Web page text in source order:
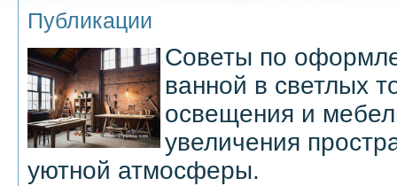
Публикации
Советы по
ванной в светлых
освещения и
увеличения
уютной атмосферы.